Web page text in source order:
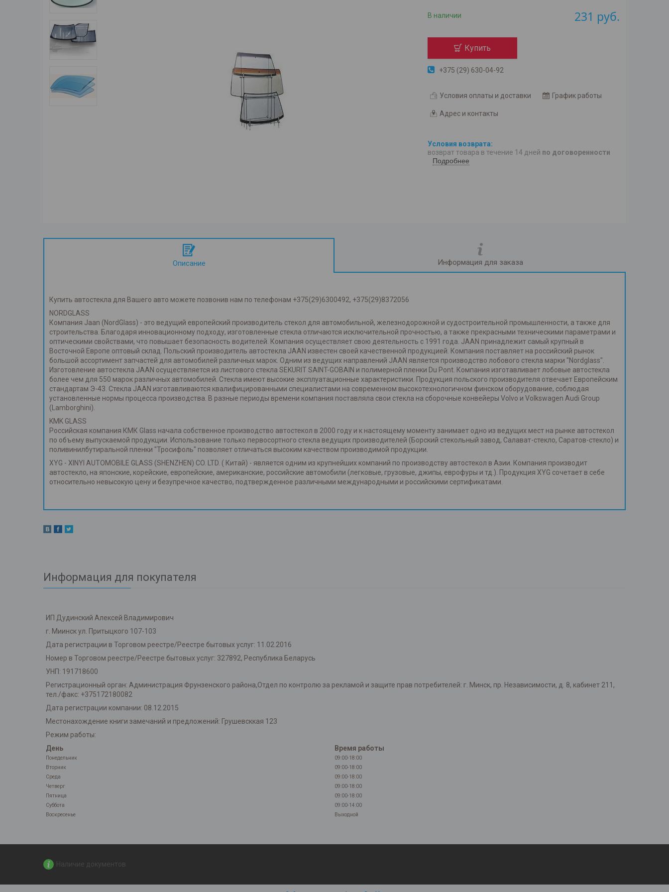
В наличии 231 руб.
Купить
+375 (29) 630-04-92
Условия оплаты и доставки График работы
Адрес и контакты
возврат товара в течение 14 дней по договоренности
Подробнее
Описание Информация для заказа
Купить автостекла для Вашего авто можете позвонив нам по телефонам +375(29)6300492, +375(29)8372056
NORDGLASS
Компания Jaan (NordGlass) - это ведущий европейский производитель стекол для автомобильной, железнодорожной и судостроительной промышленности, а также для
строительства. Благодаря инновационному подходу, изготовленные стекла отличаются исключительной прочностью, а также прекрасными техническими параметрами и
оптическими свойствами, что повышает безопасность водителей. Компания осуществляет свою деятельность с 1991 года. JAAN принадлежит самый крупный в
Восточной Европе оптовый склад. Польский производитель автостекла JAAN известен своей качественной продукцией. Компания поставляет на российский рынок
большой ассортимент запчастей для автомобилей различных марок. Одним из ведущих направлений JAAN является производство лобового стекла марки "Nordglass".
Изготовление автостекла JAAN осуществляется из листового стекла SEKURIT SAINT-GOBAIN и полимерной пленки Du Pont. Компания изготавливает лобовые автостекла
более чем для 550 марок различных автомобилей. Стекла имеют высокие эксплуатационные характеристики. Продукция польского производителя отвечает Европейским
стандартам Э-43. Стекла JAAN изготавливаются квалифицированными специалистами на современном высокотехнологичном финском оборудование, соблюдая
установленные нормы процесса производства. В разные периоды времени компания поставляла свои стекла на сборочные конвейеры Volvo и Volkswagen Audi Group
(Lamborghini).
KMK GLASS
Российская компания КМК Glass начала собственное производство автостекол в 2000 году и к настоящему моменту занимает одно из ведущих мест на рынке автостекол
по объему выпускаемой продукции. Использование только первосортного стекла ведущих производителей (Борский стекольный завод, Салават-стекло, Саратов-стекло) и
поливинилбутиральной пленки "Тросифоль" позволяет отличаться высоким качеством производимой продукции.
XYG - XINYI AUTOMOBILE GLASS (SHENZHEN) CO. LTD. ( Китай) - является одним из крупнейших компаний по производству автостекол в Азии. Компания производит
автостекло, на японские, корейские, европейские, американские, российские автомобили (легковые, грузовые, джипы, еврофуры и тд.). Продукция XYG сочетает в себе
относительно невысокую цену и безупречное качество, подтвержденное различными международными и российскими сертификатами.
Информация для покупателя
ИП Дудинский Алексей Владимирович
г. Миинск ул. Притыцкого 107-103
Дата регистрации в Торговом реестре/Реестре бытовых услуг: 11.02.2016
Номер в Торговом реестре/Реестре бытовых услуг: 327892, Республика Беларусь
УНП: 191718600
Регистрационный орган: Администрация Фрунзенского района,Отдел по контролю за рекламой и защите прав потребителей: г. Минск, пр. Независимости, д. 8, кабинет 211,
тел./факс: +375172180082
Дата регистрации компании: 08.12.2015
Местонахождение книги замечаний и предложений: Грушевсккая 123
Режим работы:
День
Время работы
Понедельник
09:00-18:00
Вторник
09:00-18:00
Среда
09:00-18:00
Четверг
09:00-18:00
Пятница
09:00-18:00
Суббота
09:00-14:00
Воскресенье
Выходной
Наличие документов